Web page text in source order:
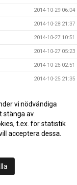
2014-10-29 06:04
2014-10-28 21:37
2014-10-27 10:51
2014-10-27 05:23
2014-10-26 02:51
2014-10-25 21:35
2014-10-25 21:04
2014-10-25 20:28
vi nödvändiga
stänga av.
t.ex. för statistik
acceptera dessa.